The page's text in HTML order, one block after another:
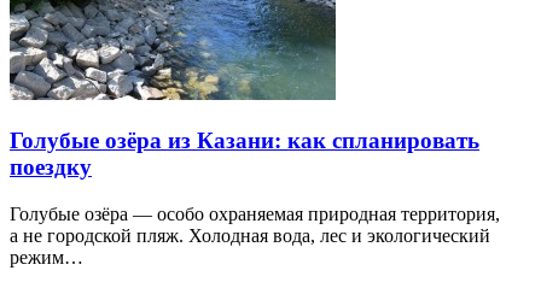
Голубые озёра из Казани: как спланировать
поездку
Голубые озёра — особо охраняемая природная территория,
а не городской пляж. Холодная вода, лес и экологический
режим…